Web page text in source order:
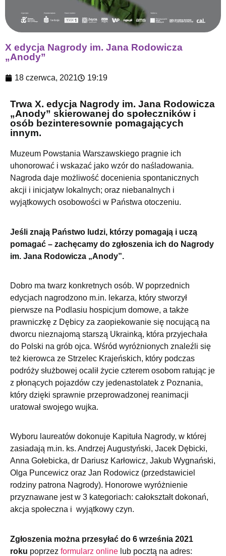
X edycja Nagrody im. Jana Rodowicza
„Anody”
18 czerwca, 2021 19:19
Trwa X. edycja Nagrody im. Jana Rodowicza
„Anody” skierowanej do społeczników i
osób bezinteresownie pomagających
innym.
Muzeum Powstania Warszawskiego pragnie ich
uhonorować i wskazać jako wzór do naśladowania.
Nagroda daje możliwość docenienia spontanicznych
akcji i inicjatyw lokalnych; oraz niebanalnych i
wyjątkowych osobowości w Państwa otoczeniu.
Jeśli znają Państwo ludzi, którzy pomagają i uczą
pomagać – zachęcamy do zgłoszenia ich do Nagrody
im. Jana Rodowicza „Anody”.
Dobro ma twarz konkretnych osób. W poprzednich
edycjach nagrodzono m.in. lekarza, który stworzył
pierwsze na Podlasiu hospicjum domowe, a także
prawniczkę z Dębicy za zaopiekowanie się nocującą na
dworcu nieznajomą starszą Ukrainką, która przyjechała
do Polski na grób ojca. Wśród wyróżnionych znaleźli się
też kierowca ze Strzelec Krajeńskich, który podczas
podróży służbowej ocalił życie czterem osobom ratując je
z płonących pojazdów czy jedenastolatek z Poznania,
który dzięki sprawnie przeprowadzonej reanimacji
uratował swojego wujka.
Wyboru laureatów dokonuje Kapituła Nagrody, w której
zasiadają m.in. ks. Andrzej Augustyński, Jacek Dębicki,
Anna Gołebicka, dr Dariusz Karłowicz, Jakub Wygnański,
Olga Puncewicz oraz Jan Rodowicz (przedstawiciel
rodziny patrona Nagrody). Honorowe wyróżnienie
przyznawane jest w 3 kategoriach: całokształt dokonań,
akcja społeczna i wyjątkowy czyn.
Zgłoszenia można przesyłać do 6 września 2021
roku poprzez formularz online lub pocztą na adres: